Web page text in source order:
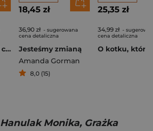
Podbipięta, czyli co się kryje w nazwiskach
18,45 zł
36,90 zł - sugerowana
cena detaliczna
Jesteśmy zmianą
Amanda Gorman
8,0 (15)
25,35 zł
34,99 zł -
cena detaliczna
Hanulak Monika, Grażka